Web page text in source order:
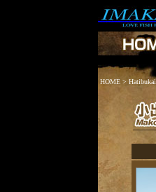
HOME > Hatibukai